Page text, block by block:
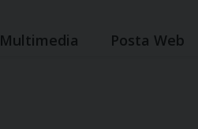
Multimedia Posta Web